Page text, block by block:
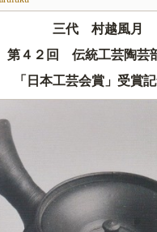
三代 村越風月
第４２回 伝統工芸陶芸
「日本工芸会賞」受賞